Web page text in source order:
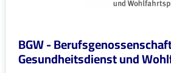
BGW -
Gesundheitsdienst und